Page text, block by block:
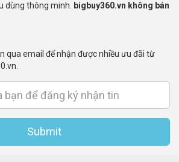
dùng thông minh.
bigbuy360.vn không bán
qua email để nhận được nhiều ưu đãi từ
Submit